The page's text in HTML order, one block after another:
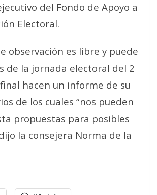
del Fondo de Apoyo a
Electoral.
observación es libre y puede
de la jornada electoral del 2
hacen un informe de su
de los cuales “nos pueden
propuestas para posibles
la consejera Norma de la